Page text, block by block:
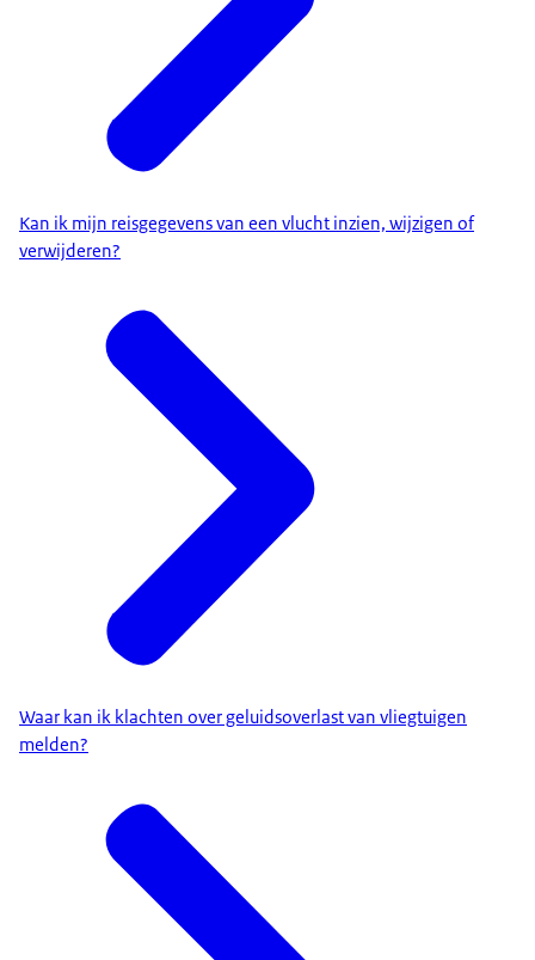
Kan ik mijn reisgegevens van een vlucht inzien, wijzigen of
verwijderen?
Waar kan ik klachten over geluidsoverlast van vliegtuigen
melden?